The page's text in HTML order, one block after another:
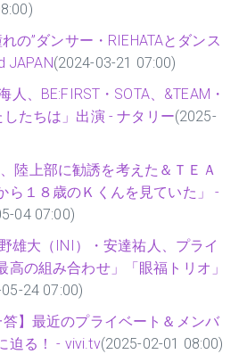
の”ダンサー・RIEHATAとダンス
JAPAN(2024-03-21 07:00)
人、BE:FIRST・SOTA、&TEAM・
たちは」出演 - ナタリー(2025-
陸上部に勧誘を考えた＆ＴＥＡ
ら１８歳のＫくんを見ていた」 -
04 07:00)
雄大（INI）・安達祐人、プライ
高の組み合わせ」「眼福トリオ」
24 07:00)
答】最近のプライベート＆メンバ
迫る！ - vivi.tv(2025-02-01 08:00)